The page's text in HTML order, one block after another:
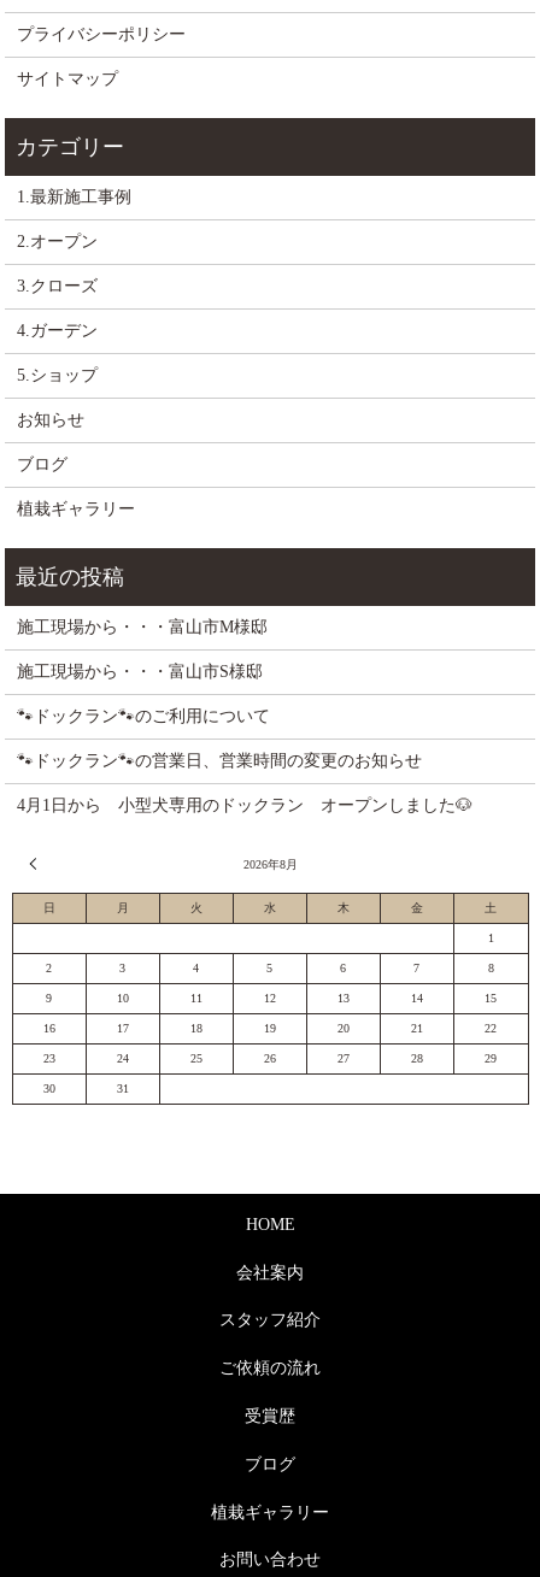
プライバシーポリシー
サイトマップ
1.最新施工事例
2.オープン
3.クローズ
4.ガーデン
5.ショップ
お知らせ
ブログ
植栽ギャラリー
施工現場から・・・富山市M様邸
施工現場から・・・富山市S様邸
🐾ドックラン🐾のご利用について
🐾ドックラン🐾の営業日、営業時間の変更のお知らせ
4月1日から 小型犬専用のドックラン オープンしました🐶
2026年8月
日 月 火 水 木 金 土
1
2 3 4 5 6 7 8
9 10 11 12 13 14 15
16 17 18 19 20 21 22
23 24 25 26 27 28 29
30 31
HOME
会社案内
スタッフ紹介
ご依頼の流れ
受賞歴
ブログ
植栽ギャラリー
お問い合わせ